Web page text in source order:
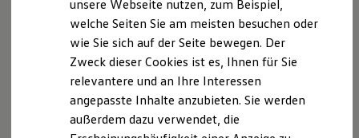
Multistop Pathfinder
Übersicht Software Updates
Digitales Bordbuch
Fahrerassistenz- und Sicherheitssysteme
Kontrollleuchten
Batterieverordnung
XTL-Dieselkraftstoff
Ersatzteile und Betriebsflüssigkeiten
Angebote
Servicetermin anfragen
unsere Webseite nutzen, zum Beispiel,
welche Seiten Sie am meisten besuchen oder
wie Sie sich auf der Seite bewegen. Der
Zweck dieser Cookies ist es, Ihnen für Sie
relevantere und an Ihre Interessen
angepasste Inhalte anzubieten. Sie werden
außerdem dazu verwendet, die